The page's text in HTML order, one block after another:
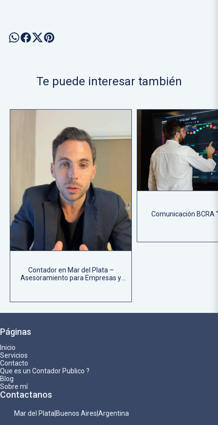
Te puede interesar también
Contador en Mar del Plata –
Asesoramiento para Empresas y
Comunicación BCRA
Páginas
Inicio
Servicios
Contacto
Que es un Contador Publico ?
Blog
Sobre mí
Contactanos
Mar del Plata|Buenos Aires|Argentina